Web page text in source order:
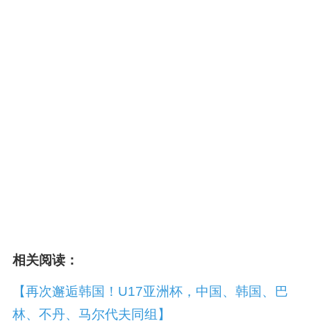
相关阅读：
【再次邂逅韩国！U17亚洲杯，中国、韩国、巴
林、不丹、马尔代夫同组】